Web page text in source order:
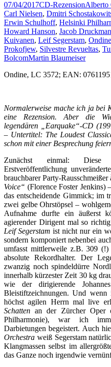
07/04/2017CD-RezensionAlberto
Carl Nielsen, Dmitri
Erwin Schulhoff, Helsinki
Howard Hanson, Jacob Druckman
Kuivanen, Leif Segerstam, Ondine
Prokofjew, Silvestre Revueltas,
BolcomMartin Blaumeiser
Ondine, LC 3572; EAN:
Normalerweise mache ich ja bei
eine Rezension. Aber die
legendären „Earquake“-CD
– Untertitel: The Loudest
schon mit einer Besprechung
Zunächst einmal:
Erstveröffentlichung
brauchbarer Party-Rausschmeißer
Voice“ (Florence Foster Jenkins)
das entscheidende Gimmick; im
zwei gelbe Ohrstöpsel –
Aufnahme durfte ein äußerst
agierender Dirigent mal so
Leif Segerstam ist nicht nur ein
sondern komponiert nebenbei
umfasst mittlerweile z.B. 309
absolute Rekordhalter. Der
zwanzig noch spindeldürre
innerhalb kürzester Zeit 30 kg
wie der dirigierende
Bleistiftzeichnungen. Und
höchst agilen Herrn mal live
Schattenan der Zürcher Oper
Philharmonie), war ich
Darbietungen begeistert. Auch
Orchestra weiß Segerstam
Klangmassen selbst im
das Ganze noch irgendwie